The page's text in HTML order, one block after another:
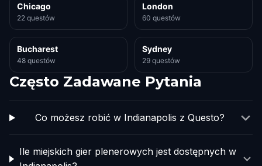
Chicago
22 questów
London
60 questów
Bucharest
48 questów
Sydney
29 questów
Często Zadawane Pytania
Co możesz robić w Indianapolis z Questo?
Ile miejskich gier plenerowych jest dostępnych w